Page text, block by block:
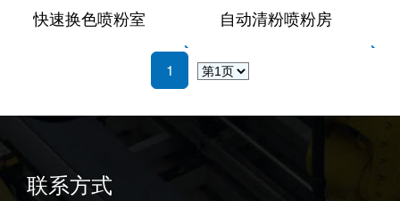
快速换色喷粉室 自动清粉喷粉房
1
联系方式